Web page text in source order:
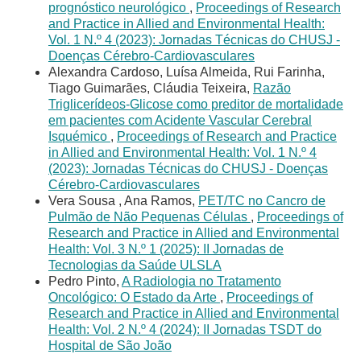
prognóstico neurológico , Proceedings of Research
and Practice in Allied and Environmental Health:
Vol. 1 N.º 4 (2023): Jornadas Técnicas do CHUSJ -
Doenças Cérebro-Cardiovasculares
Alexandra Cardoso, Luísa Almeida, Rui Farinha,
Tiago Guimarães, Cláudia Teixeira, Razão
Triglicerídeos-Glicose como preditor de mortalidade
em pacientes com Acidente Vascular Cerebral
Isquémico , Proceedings of Research and Practice
in Allied and Environmental Health: Vol. 1 N.º 4
(2023): Jornadas Técnicas do CHUSJ - Doenças
Cérebro-Cardiovasculares
Vera Sousa , Ana Ramos, PET/TC no Cancro de
Pulmão de Não Pequenas Células , Proceedings of
Research and Practice in Allied and Environmental
Health: Vol. 3 N.º 1 (2025): II Jornadas de
Tecnologias da Saúde ULSLA
Pedro Pinto, A Radiologia no Tratamento
Oncológico: O Estado da Arte , Proceedings of
Research and Practice in Allied and Environmental
Health: Vol. 2 N.º 4 (2024): II Jornadas TSDT do
Hospital de São João